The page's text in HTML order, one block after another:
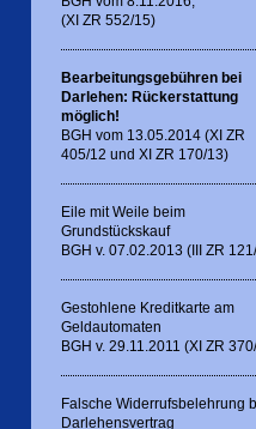
(XI ZR 552/15)
Bearbeitungsgebühren bei
Darlehen: Rückerstattung
möglich!
BGH vom 13.05.2014 (XI ZR
405/12 und XI ZR 170/13)
Eile mit Weile beim
Grundstückskauf
BGH v. 07.02.2013 (III ZR
Gestohlene Kreditkarte am
Geldautomaten
BGH v. 29.11.2011 (XI ZR
Falsche Widerrufsbelehrung
Darlehensvertrag